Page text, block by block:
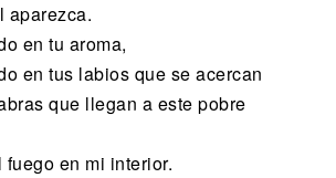
aparezca.
en tu aroma,
en tus labios que se acercan
que llegan a este pobre
en mi interior.